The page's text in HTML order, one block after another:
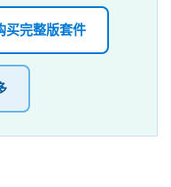
买完整版套件